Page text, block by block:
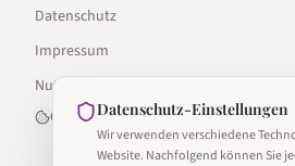
Datenschutz
Impressum
Nutzungsbedingungen
Cookie-Einstellungen
Datenschutz-Einstellungen
Wir verwenden verschiedene
Website. Nachfolgend können Sie